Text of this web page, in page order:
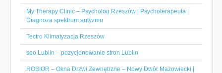
My Therapy Clinic – Psycholog Rzeszów | Psychoterapeuta |
Diagnoza spektrum autyzmu
Tectro Klimatyzacja Rzeszów
seo Lublin – pozycjonowanie stron Lublin
ROSIOR – Okna Drzwi Zewnętrzne – Nowy Dwór Mazowiecki |